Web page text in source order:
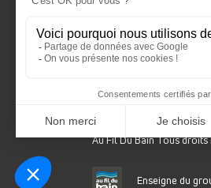
Nos
Algorel
Au Fil Du Bain Tous
Enseigne du